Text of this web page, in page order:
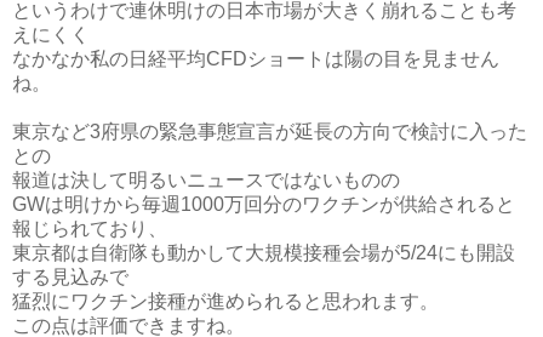
というわけで連休明けの日本市場が大きく崩れることも考
えにくく
なかなか私の日経平均CFDショートは陽の目を見ません
ね。
東京など3府県の緊急事態宣言が延長の方向で検討に入った
との
報道は決して明るいニュースではないものの
GWは明けから毎週1000万回分のワクチンが供給されると
報じられており、
東京都は自衛隊も動かして大規模接種会場が5/24にも開設
する見込みで
猛烈にワクチン接種が進められると思われます。
この点は評価できますね。